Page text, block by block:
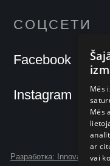
СОЦСЕТИ
Facebook
Instagram
Разработка: Innova Forte
Mēs
Mēs
ar
vai